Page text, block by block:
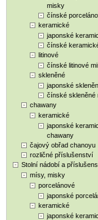
misky
čínské
keramické
japonské
čínské
litinové
čínské litinové
skleněné
japonské
čínské skleněné
chawany
keramické
japonské
chawany
čajový obřad chanoyu
rozličné příslušenství
Stolní nádobí a
mísy, misky
porcelánové
japonské
keramické
japonské